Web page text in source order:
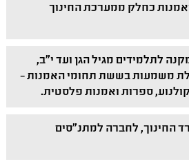
כחלק ממערכת החינוך
לתלמידים מגיל הגן ועד י"ב,
משמעות בששת תחומי האמנות –
ספרות ואמנות פלסטית.
החינוך, לחברה למתנ"סים